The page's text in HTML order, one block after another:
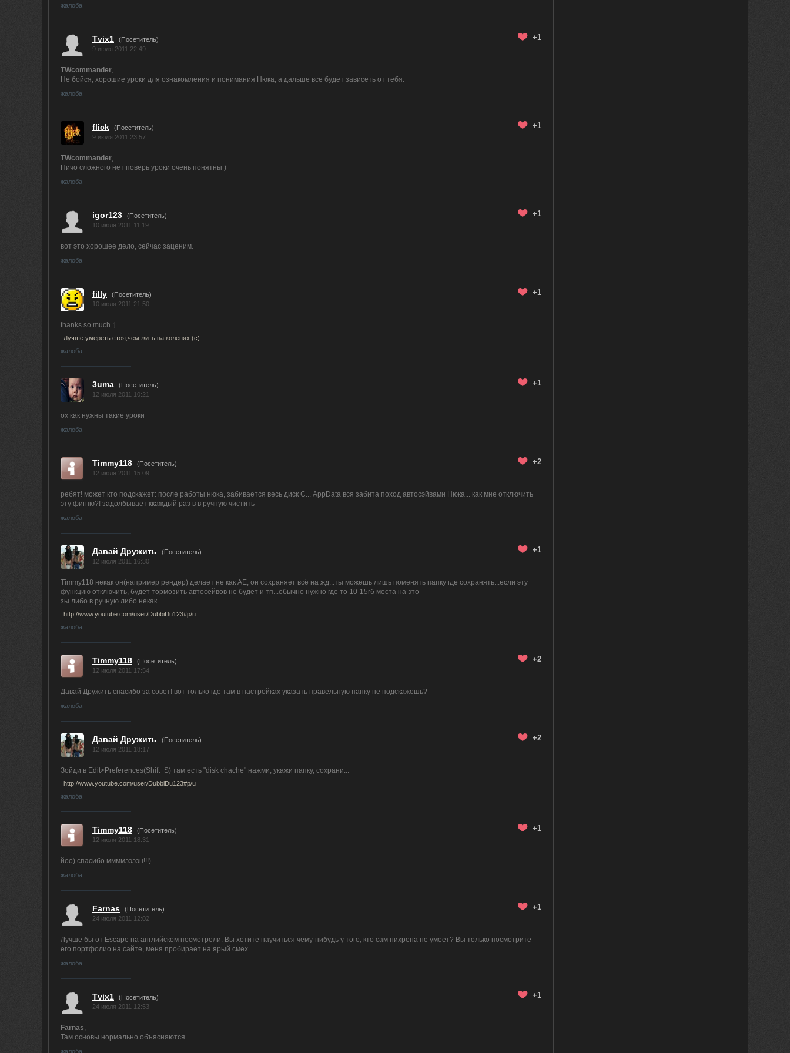
жалоба
Tvix1
(Посетитель)
9 июля 2011 22:49
+1
TWcommander,
Не бойся, хорошие уроки для ознакомления и понимания Нюка, а дальше все будет зависеть от тебя.
жалоба
flick
(Посетитель)
9 июля 2011 23:57
+1
TWcommander,
Ничо сложного нет поверь уроки очень понятны )
жалоба
igor123
(Посетитель)
10 июля 2011 11:19
+1
вот это хорошее дело, сейчас заценим.
жалоба
filly
(Посетитель)
10 июля 2011 21:50
+1
thanks so much :j
Лучше умереть стоя,чем жить на коленях (c)
жалоба
3uma
(Посетитель)
12 июля 2011 10:21
+1
ох как нужны такие уроки
жалоба
Timmy118
(Посетитель)
12 июля 2011 15:09
+2
ребят! может кто подскажет: после работы нюка, забивается весь диск С... AppData вся забита поход автосэйвами Нюка... как мне отключить
эту фигню?! задолбывает ккаждый раз в в ручную чистить
жалоба
Давай Дружить
(Посетитель)
12 июля 2011 16:30
+1
Timmy118 некак он(например рендер) делает не как АЕ, он сохраняет всё на жд...ты можешь лишь поменять папку где сохранять...если эту
функцию отключить, будет тормозить автосейвов не будет и тп...обычно нужно где то 10-15гб места на это
зы либо в ручную либо некак
http://www.youtube.com/user/DubbiDu123#p/u
жалоба
Timmy118
(Посетитель)
12 июля 2011 17:54
+2
Давай Дружить спасибо за совет! вот только где там в настройках указать правельную папку не подскажешь?
жалоба
Давай Дружить
(Посетитель)
12 июля 2011 18:17
+2
Зойди в Edit>Preferences(Shift+S) там есть "disk chache" нажми, укажи папку, сохрани...
http://www.youtube.com/user/DubbiDu123#p/u
жалоба
Timmy118
(Посетитель)
12 июля 2011 18:31
+1
йоо) спасибо ммммээээн!!!)
жалоба
Farnas
(Посетитель)
24 июля 2011 12:02
+1
Лучше бы от Escape на английском посмотрели. Вы хотите научиться чему-нибудь у того, кто сам нихрена не умеет? Вы только посмотрите
его портфолио на сайте, меня пробирает на ярый смех
жалоба
Tvix1
(Посетитель)
24 июля 2011 12:53
+1
Farnas,
Там основы нормально объясняются.
жалоба